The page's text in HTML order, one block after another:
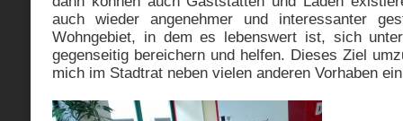
auch wieder angenehmer und interessanter
Wohngebiet, in dem es lebenswert ist, sich
gegenseitig bereichern und helfen. Dieses Ziel
mich im Stadtrat neben vielen anderen Vorhaben